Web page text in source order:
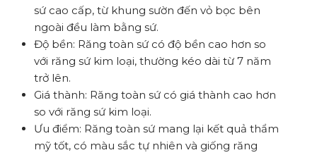
sứ cao cấp, từ khung sườn đến vỏ bọc bên
ngoài đều làm bằng sứ.
Độ bền: Răng toàn sứ có độ bền cao hơn so
với răng sứ kim loại, thường kéo dài từ 7 năm
trở lên.
Giá thành: Răng toàn sứ có giá thành cao hơn
so với răng sứ kim loại.
Ưu điểm: Răng toàn sứ mang lại kết quả thẩm
mỹ tốt, có màu sắc tự nhiên và giống răng